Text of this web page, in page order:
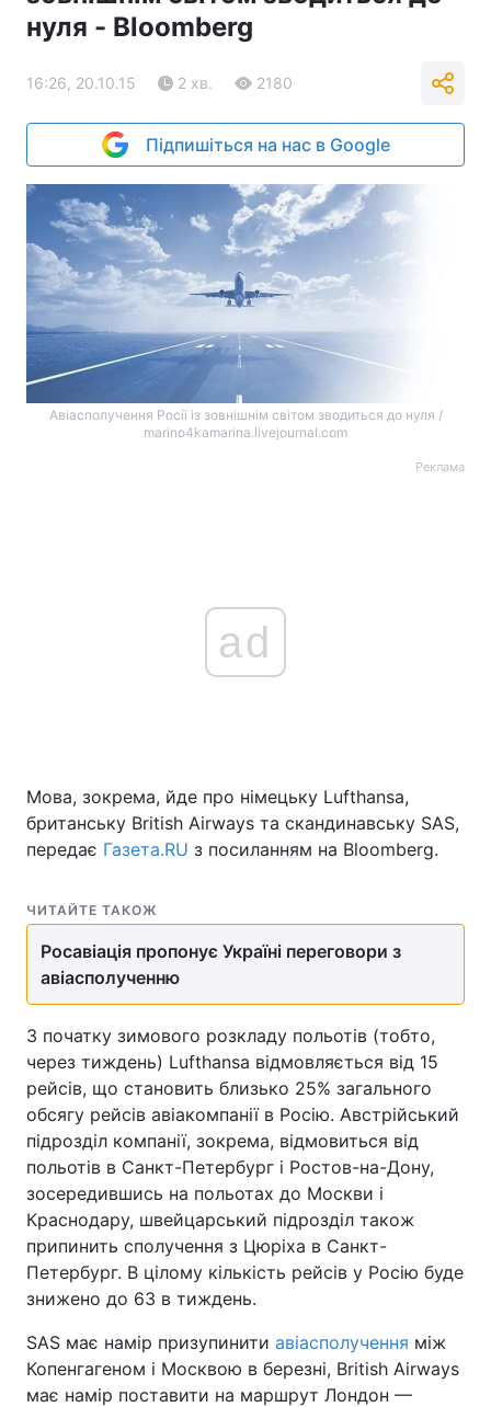
нуля - Bloomberg
16:26, 20.10.15 2 хв. 2180
Підпишіться на нас в Google
Авіасполучення Росії із зовнішнім світом зводиться до нуля /
marino4kamarina.livejournal.com
Реклама
ad
Мова, зокрема, йде про німецьку Lufthansa,
британську British Airways та скандинавську SAS,
передає Газета.RU з посиланням на Bloomberg.
ЧИТАЙТЕ ТАКОЖ
Росавіація пропонує Україні переговори з
авіасполученню
З початку зимового розкладу польотів (тобто,
через тиждень) Lufthansa відмовляється від 15
рейсів, що становить близько 25% загального
обсягу рейсів авіакомпанії в Росію. Австрійський
підрозділ компанії, зокрема, відмовиться від
польотів в Санкт-Петербург і Ростов-на-Дону,
зосередившись на польотах до Москви і
Краснодару, швейцарський підрозділ також
припинить сполучення з Цюріха в Санкт-
Петербург. В цілому кількість рейсів у Росію буде
знижено до 63 в тиждень.
SAS має намір призупинити авіасполучення між
Копенгагеном і Москвою в березні, British Airways
має намір поставити на маршрут Лондон —